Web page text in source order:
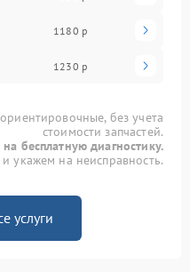
1180 р
1230 р
без учета
стоимости запчастей.
бесплатную диагностику.
укажем на неисправность.
услуги